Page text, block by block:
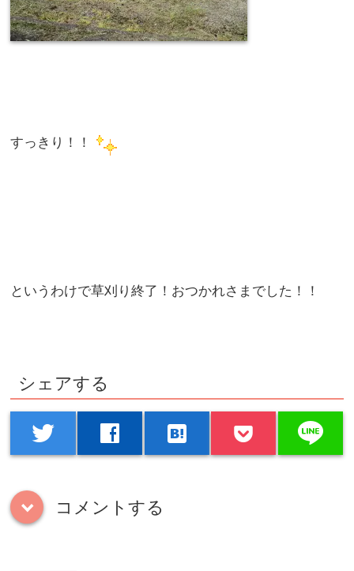
すっきり！！
というわけで草刈り終了！おつかれさまでした！！
シェアする
twitter facebook hatenabookmark line
down コメントする